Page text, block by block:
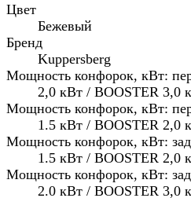
Цвет
Бежевый
Бренд
Kuppersberg
Мощность конфорок, кВт:
2,0 кВт / BOOSTER 3,0
Мощность конфорок, кВт:
1.5 кВт / BOOSTER 2,0
Мощность конфорок, кВт:
1.5 кВт / BOOSTER 2,0
Мощность конфорок, кВт:
2.0 кВт / BOOSTER 3,0